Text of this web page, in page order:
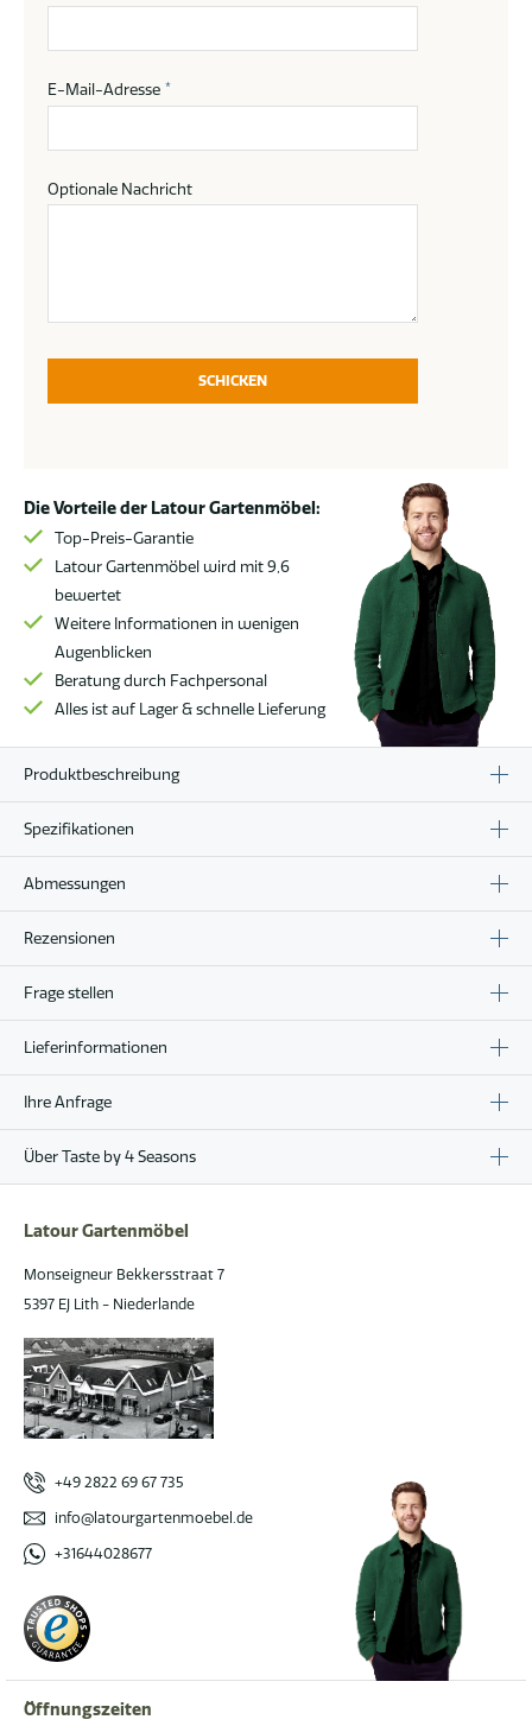
E-Mail-Adresse *
Optionale Nachricht
SCHICKEN
Die Vorteile der Latour Gartenmöbel:
Top-Preis-Garantie
Latour Gartenmöbel wird mit 9,6
bewertet
Weitere Informationen in wenigen
Augenblicken
Beratung durch Fachpersonal
Alles ist auf Lager & schnelle Lieferung
Produktbeschreibung
Spezifikationen
Abmessungen
Rezensionen
Frage stellen
Lieferinformationen
Ihre Anfrage
Über Taste by 4 Seasons
Latour Gartenmöbel
Monseigneur Bekkersstraat 7
5397 EJ Lith - Niederlande
+49 2822 69 67 735
info@latourgartenmoebel.de
+31644028677
Öffnungszeiten